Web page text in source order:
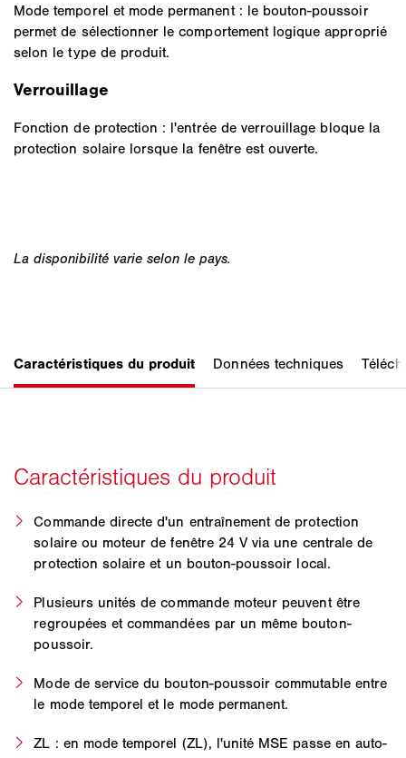
Mode temporel et mode permanent : le bouton-poussoir
permet de sélectionner le comportement logique approprié
selon le type de produit.
Verrouillage
Fonction de protection : l'entrée de verrouillage bloque la
protection solaire lorsque la fenêtre est ouverte.
Commande directe d'un entraînement de protection
solaire ou moteur de fenêtre 24 V via une centrale de
protection solaire et un bouton-poussoir local.
Plusieurs unités de commande moteur peuvent être
regroupées et commandées par un même bouton-
poussoir.
Mode de service du bouton-poussoir commutable entre
le mode temporel et le mode permanent.
ZL : en mode temporel (ZL), l'unité MSE passe en auto-